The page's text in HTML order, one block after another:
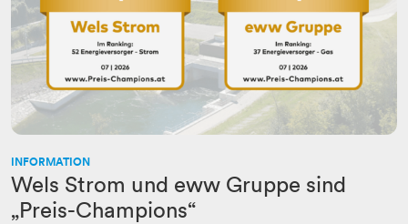
INFORMATION
Wels Strom und eww Gruppe sind
„Preis-Champions“